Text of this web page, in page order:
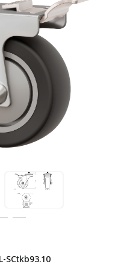
ограждения
мебель
профиль NEW!
SCtkb93.10